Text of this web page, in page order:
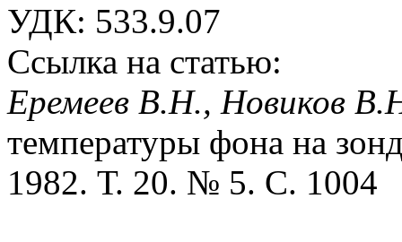
УДК: 533.9.07
Ссылка на статью:
Еремеев В.Н., Новиков
температуры фона на
1982. Т. 20. № 5. С. 1004